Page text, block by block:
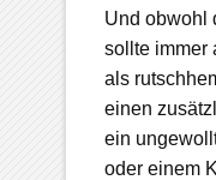
Und obwohl
sollte immer
als
einen
ein
oder einem